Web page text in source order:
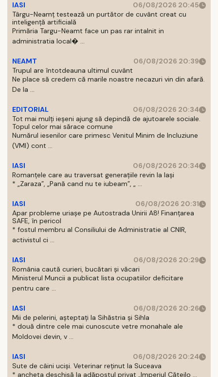
IASI
06/08/2026 20:45
Târgu-Neamț testează un purtător de cuvânt creat cu
inteligență artificială
Primăria Targu-Neamt face un pas rar intalnit in
administratia local� ...
NEAMT
06/08/2026 20:39
Trupul are întotdeauna ultimul cuvânt
Ne place să credem că marile noastre necazuri vin din afară.
De la ...
EDITORIAL
06/08/2026 20:34
Tot mai mulți ieșeni ajung să depindă de ajutoarele sociale.
Topul celor mai sărace comune
Numărul iesenilor care primesc Venitul Minim de Incluziune
(VMI) cont ...
IASI
06/08/2026 20:34
Romanțele care au traversat generațiile revin la Iași
* „Zaraza”, „Pană cand nu te iubeam”, „ ...
IASI
06/08/2026 20:31
Apar probleme uriașe pe Autostrada Unirii A8! Finanțarea
SAFE, în pericol
* fostul membru al Consiliului de Administratie al CNIR,
activistul ci ...
IASI
06/08/2026 20:29
România caută curieri, bucătari și văcari
Ministerul Muncii a publicat lista ocupatiilor deficitare
pentru care ...
IASI
06/08/2026 20:26
Mii de pelerini, așteptați la Sihăstria și Sihla
* două dintre cele mai cunoscute vetre monahale ale
Moldovei devin, v ...
IASI
06/08/2026 20:24
Sute de câini uciși. Veterinar reținut la Suceava
* ancheta deschisă la adăpostul privat „Imperiul Căteilo ...